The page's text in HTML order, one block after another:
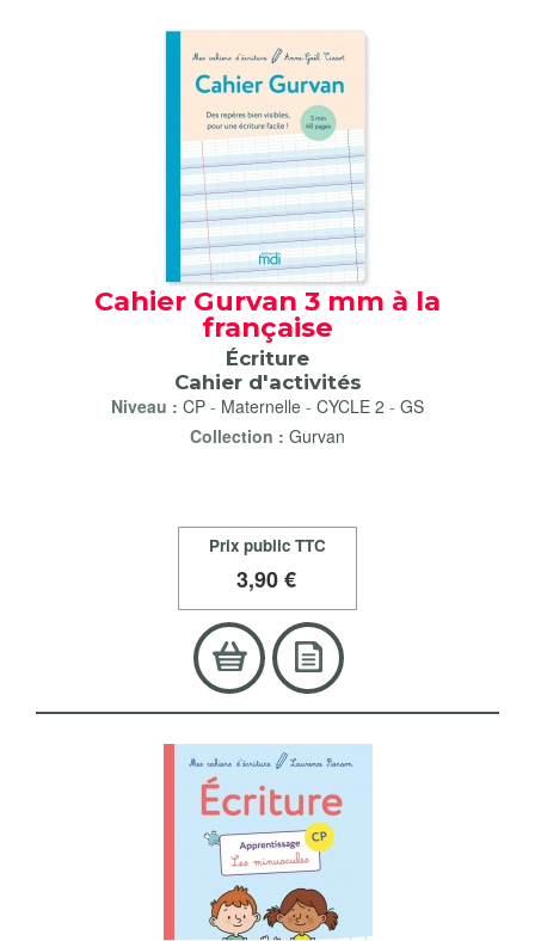
Cahier Gurvan 3 mm à la
française
Écriture
Cahier d'activités
Niveau : CP - Maternelle - CYCLE 2 - GS
Collection : Gurvan
Prix public TTC
3,90 €